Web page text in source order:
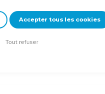
Jacob et de mon serviteur
d'Abraham, d'Isaac et de
»
Accepter tous les cookies
Tout refuser